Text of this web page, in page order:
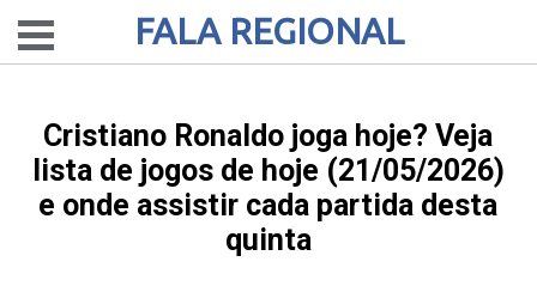
FALA REGIONAL
Cristiano Ronaldo joga hoje? Veja
lista de jogos de hoje (21/05/2026)
e onde assistir cada partida desta
quinta